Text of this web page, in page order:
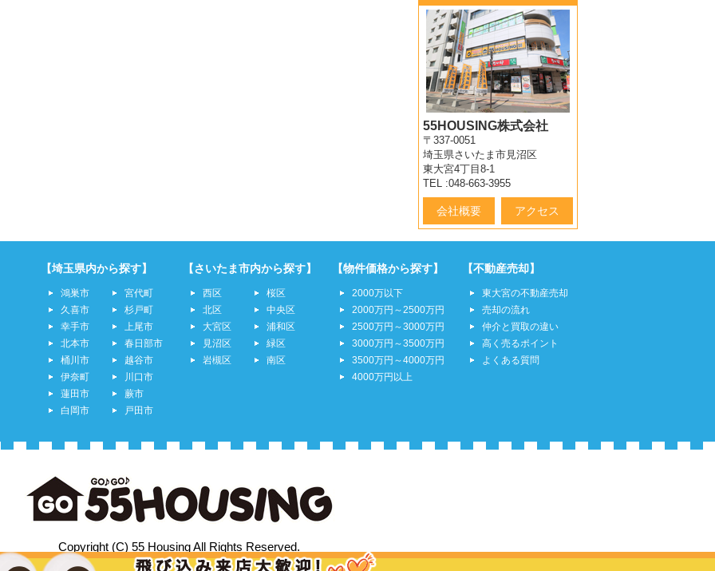
55HOUSING株式会社
〒337-0051
埼玉県さいたま市見沼区
東大宮4丁目8-1
TEL :048-663-3955
会社概要 アクセス
【埼玉県内から探す】
鴻巣市
久喜市
幸手市
北本市
桶川市
伊奈町
蓮田市
白岡市
宮代町
杉戸町
上尾市
春日部市
越谷市
川口市
蕨市
戸田市
【さいたま市内から探す】
西区
北区
大宮区
見沼区
岩槻区
桜区
中央区
浦和区
緑区
南区
【物件価格から探す】
2000万以下
2000万円～2500万円
2500万円～3000万円
3000万円～3500万円
3500万円～4000万円
4000万円以上
【不動産売却】
東大宮の不動産売却
売却の流れ
仲介と買取の違い
高く売るポイント
よくある質問
Copyright (C) 55 Housing All Rights Reserved.